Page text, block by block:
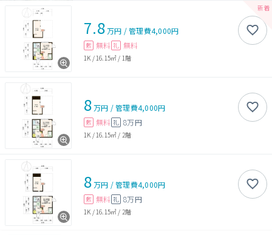
7.8万円 /管理費4,000円
敷 無料 礼 無料
1K / 16.15㎡ / 1階
8万円 /管理費4,000円
敷 無料 礼 8万円
1K / 16.15㎡ / 2階
8万円 /管理費4,000円
敷 無料 礼 8万円
1K / 16.15㎡ / 2階